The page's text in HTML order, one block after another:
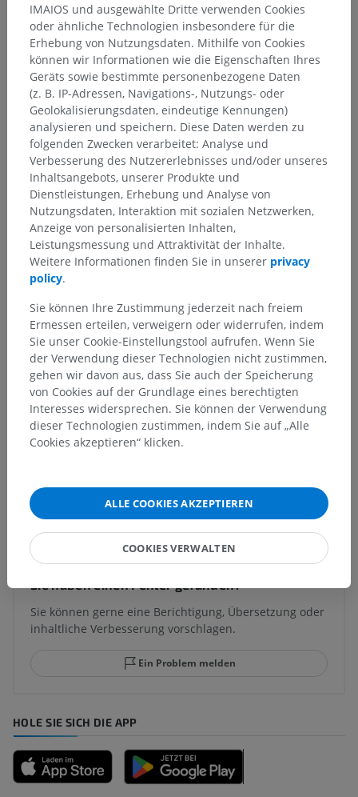
Anatomische Hierarchie
Tieranatomie
Nervensystem>
Pars peripherica; Systema nervosum periphericum
Rückenmarksnerven
Darunterliegende Strukturen: Für dieses anatomische
Teil gibt es keine zugehörigen Strukturen
Vergleichende Anatomie bei
Menschen
Übersetzungen
Sie können gerne eine Berichtigung, Übersetzung oder
inhaltliche Verbesserung vorschlagen.
Ein Problem melden
HOLE SIE SICH DIE APP
IMAIOS und ausgewählte Dritte verwenden Cookies
oder ähnliche Technologien insbesondere für die
Erhebung von Nutzungsdaten. Mithilfe von Cookies
können wir Informationen wie die Eigenschaften Ihres
Geräts sowie bestimmte personenbezogene Daten
(z. B. IP-Adressen, Navigations-, Nutzungs- oder
Geolokalisierungsdaten, eindeutige Kennungen)
analysieren und speichern. Diese Daten werden zu
folgenden Zwecken verarbeitet: Analyse und
Verbesserung des Nutzererlebnisses und/oder unseres
Inhaltsangebots, unserer Produkte und
Dienstleistungen, Erhebung und Analyse von
Nutzungsdaten, Interaktion mit sozialen Netzwerken,
Anzeige von personalisierten Inhalten,
Leistungsmessung und Attraktivität der Inhalte.
Weitere Informationen finden Sie in unserer privacy
policy.
Sie können Ihre Zustimmung jederzeit nach freiem
Ermessen erteilen, verweigern oder widerrufen, indem
Sie unser Cookie-Einstellungstool aufrufen. Wenn Sie
der Verwendung dieser Technologien nicht zustimmen,
gehen wir davon aus, dass Sie auch der Speicherung
von Cookies auf der Grundlage eines berechtigten
Interesses widersprechen. Sie können der Verwendung
dieser Technologien zustimmen, indem Sie auf „Alle
Cookies akzeptieren“ klicken.
ALLE COOKIES AKZEPTIEREN
COOKIES VERWALTEN